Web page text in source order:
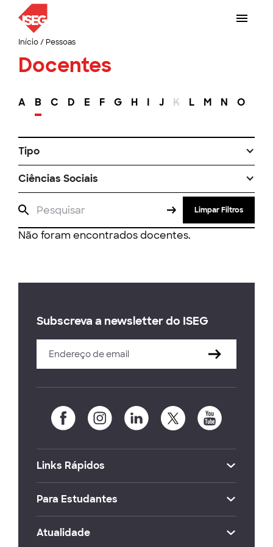
Início/ Pessoas
Docentes
A B C D E F G H I J K L M N O
Tipo
Ciências Sociais
Limpar Filtros
Não foram encontrados docentes.
Subscreva a newsletter do ISEG
Links Rápidos
Para Estudantes
Atualidade